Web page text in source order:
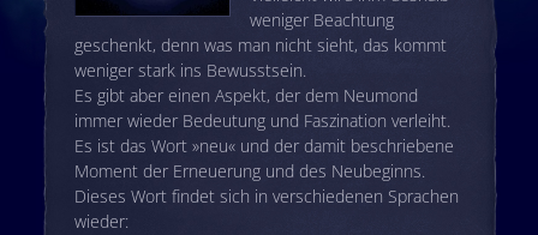
weniger Beachtung
geschenkt, denn was man nicht sieht, das kommt
weniger stark ins Bewusstsein.
Es gibt aber einen Aspekt, der dem Neumond
immer wieder Bedeutung und Faszination verleiht.
Es ist das Wort »neu« und der damit beschriebene
Moment der Erneuerung und des Neubeginns.
Dieses Wort findet sich in verschiedenen Sprachen
wieder: